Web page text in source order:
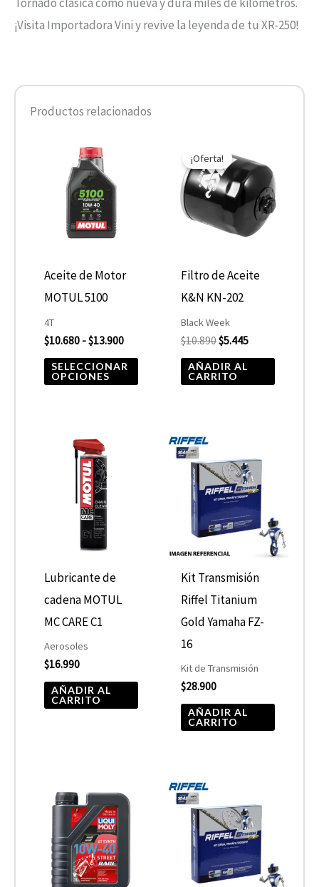
¡Visita Importadora Vini y revive la leyenda de tu XR-250!
Productos relacionados
Aceite de Motor
MOTUL 5100
4T
$10.680 -$13.900
SELECCIONAR
OPCIONES
producto
múltiples
opciones
en
la
producto
¡Oferta!
Filtro de Aceite
K&N KN-202
Black Week
$10.890
precio
original
era:
$10.890.
$5.445
actual
es:
$5.445.
AÑADIR AL
CARRITO
Lubricante de
cadena MOTUL
MC CARE C1
Aerosoles
$16.990
AÑADIR AL
CARRITO
Kit Transmisión
Riffel Titanium
Gold Yamaha FZ-
16
Kit de Transmisión
$28.900
AÑADIR AL
CARRITO
de